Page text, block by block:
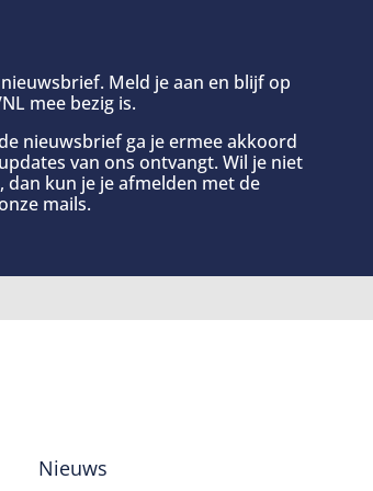
Meld je aan en blijf op
mee bezig is.
nieuwsbrief ga je ermee akkoord
van ons ontvangt. Wil je niet
kun je je afmelden met de
mails.
Nieuws